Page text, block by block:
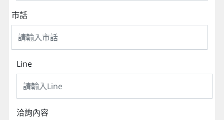
市話
Line
洽詢內容